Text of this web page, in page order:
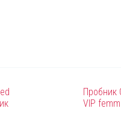
Пробник
VIP